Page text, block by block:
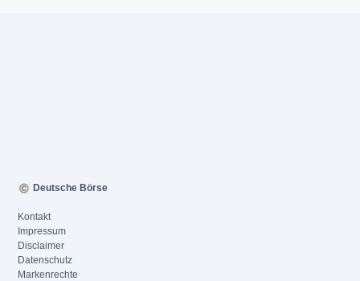
Deutsche Börse
Kontakt
Impressum
Disclaimer
Datenschutz
Markenrechte